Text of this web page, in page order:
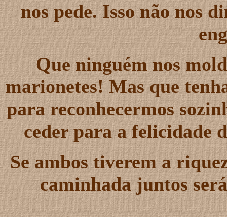
nos pede. Isso não nos
Que ninguém nos
marionetes! Mas que
para reconhecermos
ceder para a felicidade
Se ambos tiverem a
caminhada juntos